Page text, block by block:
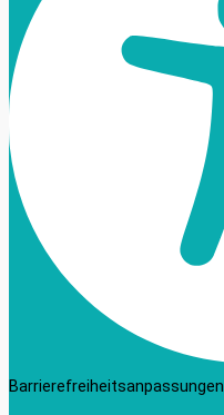
Barrierefreiheitsanpassungen